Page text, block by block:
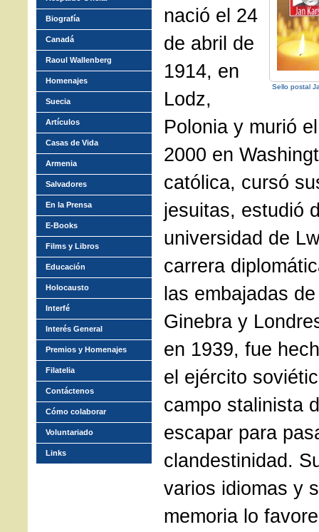
Sello postal
nació el 24
de abril de
1914, en
Lodz,
Polonia y murió
2000 en
católica, cursó
jesuitas, estudió
universidad de
carrera
las embajadas
Ginebra y
en 1939, fue
el ejército
campo stalinista
escapar para
clandestinidad.
varios idiomas y
memoria lo
Biografía
Canadá
Raoul Wallenberg
Homenajes
Suecia
Artículos
Casas de Vida
Armenia
Salvadores
En la Prensa
E-Books
Films y Libros
Educación
Holocausto
Interfé
Interés General
Premios y Homenajes
Filatelia
Contáctenos
Cómo colaborar
Voluntariado
Links